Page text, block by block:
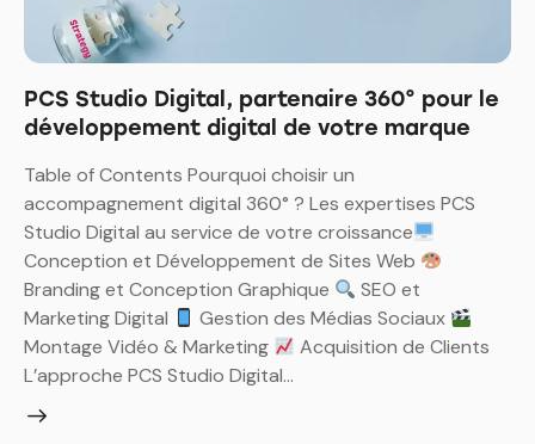
PCS Studio Digital, partenaire 360° pour le
développement digital de votre marque
Table of Contents Pourquoi choisir un
accompagnement digital 360° ? Les expertises PCS
Studio Digital au service de votre croissance
Conception et Développement de Sites Web
Branding et Conception Graphique
SEO et
Marketing Digital
Gestion des Médias Sociaux
Montage Vidéo & Marketing
Acquisition de Clients
L’approche PCS Studio Digital…